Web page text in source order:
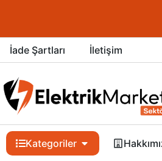
İade Şartları İletişim
Kategoriler